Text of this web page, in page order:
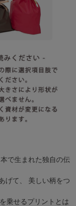
で生まれた独自の伝
げて、 美しい柄をつ
乗せるプリントとは